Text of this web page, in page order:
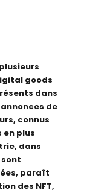
goods
dans
de
connus
en plus
dans
paraît
des NFT,